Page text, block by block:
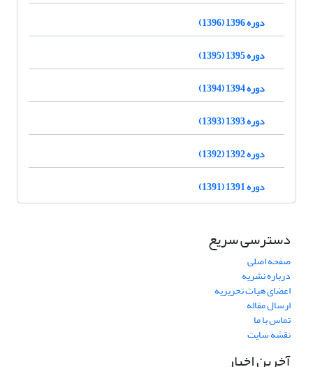
دوره 1396 (1396)
دوره 1395 (1395)
دوره 1394 (1394)
دوره 1393 (1393)
دوره 1392 (1392)
دوره 1391 (1391)
دسترسی سریع
صفحه اصلی
درباره نشریه
اعضای هیات تحریریه
ارسال مقاله
تماس با ما
نقشه سایت
آخرین اخبار